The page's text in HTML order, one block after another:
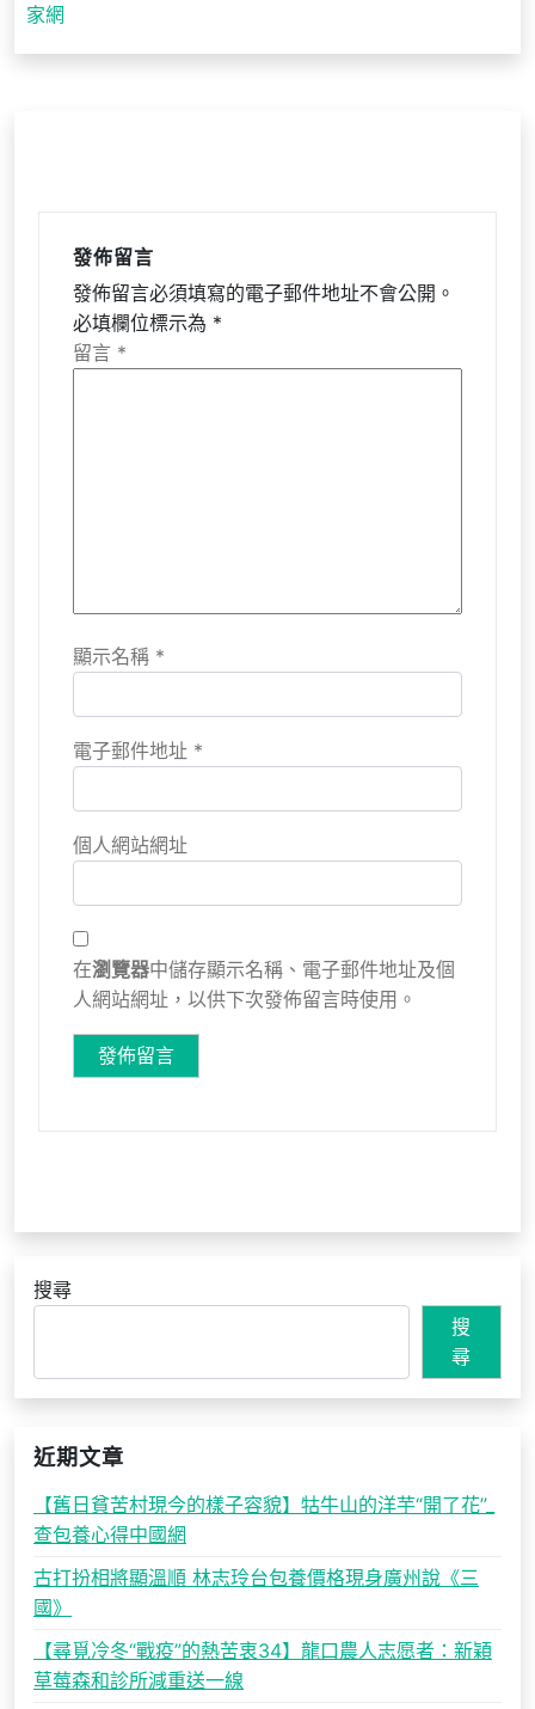
覽
家網
發佈留言
發佈留言必須填寫的電子郵件地址不會公開。
必填欄位標示為 *
留言 *
顯示名稱 *
電子郵件地址 *
個人網站網址
在瀏覽器中儲存顯示名稱、電子郵件地址及個
人網站網址，以供下次發佈留言時使用。
搜尋
搜
尋
近期文章
【舊日貧苦村現今的樣子容貌】牯牛山的洋芋“開了花”_
查包養心得中國網
古打扮相將顯溫順 林志玲台包養價格現身廣州說《三
國》
【尋覓冷冬“戰疫”的熱苦衷34】龍口農人志愿者：新穎
草莓森和診所減重送一線